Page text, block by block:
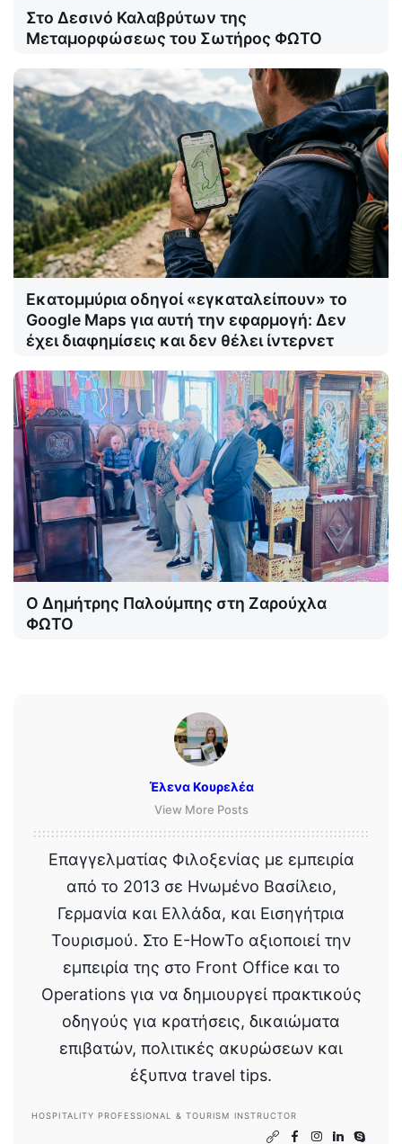
Στο Δεσινό Καλαβρύτων της
Μεταμορφώσεως του Σωτήρος ΦΩΤΟ
Εκατομμύρια οδηγοί «εγκαταλείπουν» το
Google Maps για αυτή την εφαρμογή: Δεν
έχει διαφημίσεις και δεν θέλει ίντερνετ
Ο Δημήτρης Παλούμπης στη Ζαρούχλα
ΦΩΤΟ
Έλενα Κουρελέα
View More Posts
Επαγγελματίας Φιλοξενίας με εμπειρία
από το 2013 σε Ηνωμένο Βασίλειο,
Γερμανία και Ελλάδα, και Εισηγήτρια
Τουρισμού. Στο E-HowTo αξιοποιεί την
εμπειρία της στο Front Office και το
Operations για να δημιουργεί πρακτικούς
οδηγούς για κρατήσεις, δικαιώματα
επιβατών, πολιτικές ακυρώσεων και
έξυπνα travel tips.
HOSPITALITY PROFESSIONAL & TOURISM INSTRUCTOR